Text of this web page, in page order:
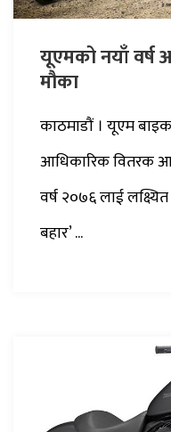
यूएमको नयाँ वर्ष
मौका
काठमाडौं । यूएम
आधिकारिक वितरक
वर्ष २०७६ लाई
बहार’ ...